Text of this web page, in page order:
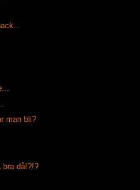
man bli?
bra då!?!?